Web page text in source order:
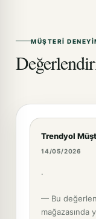
MÜŞTERI
Trendyol
14/05/2026
.
— Bu
mağazasında